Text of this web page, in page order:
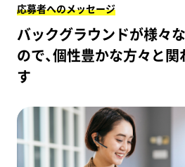
応募者へのメッセージ
バックグラウンドが様々
ので、個性豊かな方々と
す